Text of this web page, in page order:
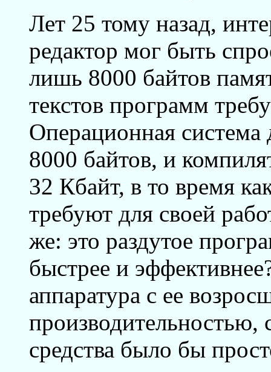
Лет 25 тому назад,
редактор мог быть
лишь 8000 байтов
текстов программ
Операционная
8000 байтов, и
32 Кбайт, в то время
требуют для своей
же: это раздутое
быстрее и
аппаратура с ее
средства было бы